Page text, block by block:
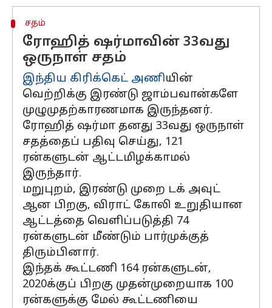
சதம்
ரோஹித் ஷர்மாவின் 33வது
ஒருநாள் சதம்
இந்திய கிரிக்கெட் அணியின்
வெற்றிக்கு இரண்டு ஜாம்பவான்களே
முழுமுதற்காரணமாக இருந்தனர்.
ரோஹித் ஷர்மா தனது 33வது ஒருநாள்
சதத்தைப் பதிவு செய்து, 121
ரன்களுடன் ஆட்டமிழக்காமல்
இருந்தார்.
மறுபுறம், இரண்டு முறை டக் அவுட்
ஆன பிறகு, விராட் கோலி உறுதியான
ஆட்டத்தை வெளிப்படுத்தி 74
ரன்களுடன் மீண்டும் பார்முக்குத்
திரும்பினார்.
இந்தக் கூட்டணி 164 ரன்களுடன்,
2020க்குப் பிறகு முதன்முறையாக 100
ரன்களுக்கு மேல் கூட்டணியை